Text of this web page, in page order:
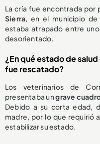
La cría fue encontrada
Sierra, en el municipio de
estaba atrapado entre
desorientado.
¿En qué estado de
fue rescatado?
Los veterinarios de
presentaba ungrave
Debido a su corta edad,
madre, por lo que requirió
estabilizar su estado.